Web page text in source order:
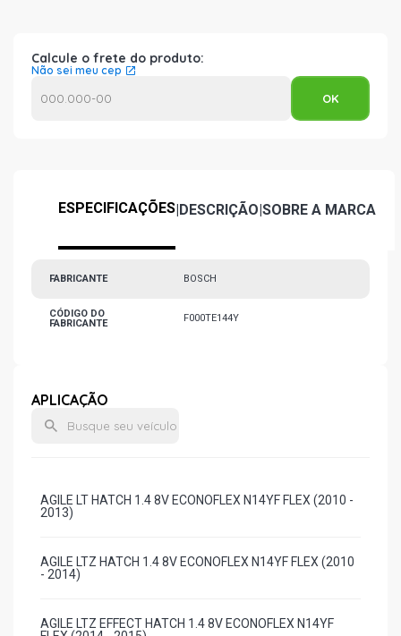
Calcule o frete do produto:
Não sei meu cep
ESPECIFICAÇÕES|DESCRIÇÃO|SOBRE A MARCA
FABRICANTE BOSCH
CÓDIGO DO
FABRICANTE
F000TE144Y
APLICAÇÃO
AGILE LT HATCH 1.4 8V ECONOFLEX N14YF FLEX (2010 -
2013)
AGILE LTZ HATCH 1.4 8V ECONOFLEX N14YF FLEX (2010
- 2014)
AGILE LTZ EFFECT HATCH 1.4 8V ECONOFLEX N14YF